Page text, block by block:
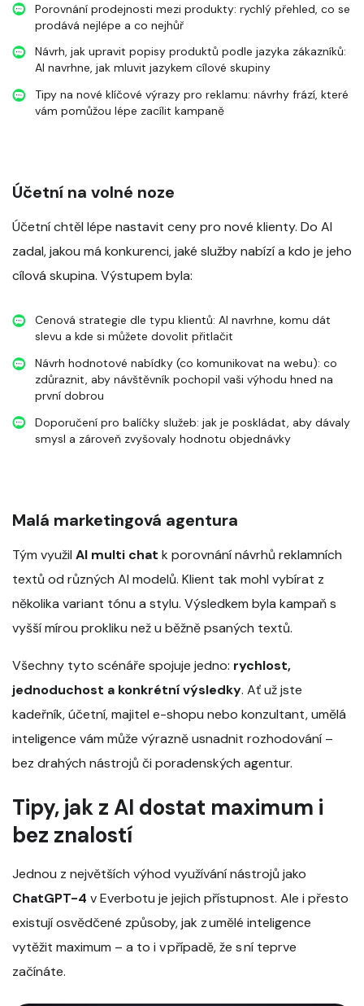
Porovnání prodejnosti mezi produkty: rychlý přehled, co se
prodává nejlépe a co nejhůř
Návrh, jak upravit popisy produktů podle jazyka zákazníků:
AI navrhne, jak mluvit jazykem cílové skupiny
Tipy na nové klíčové výrazy pro reklamu: návrhy frází, které
vám pomůžou lépe zacílit kampaně
Účetní na volné noze
Účetní chtěl lépe nastavit ceny pro nové klienty. Do AI
zadal, jakou má konkurenci, jaké služby nabízí a kdo je jeho
cílová skupina. Výstupem byla:
Cenová strategie dle typu klientů: AI navrhne, komu dát
slevu a kde si můžete dovolit přitlačit
Návrh hodnotové nabídky (co komunikovat na webu): co
zdůraznit, aby návštěvník pochopil vaši výhodu hned na
první dobrou
Doporučení pro balíčky služeb: jak je poskládat, aby dávaly
smysl a zároveň zvyšovaly hodnotu objednávky
Malá marketingová agentura
Tým využil AI multi chat k porovnání návrhů reklamních
textů od různých AI modelů. Klient tak mohl vybírat z
několika variant tónu a stylu. Výsledkem byla kampaň s
vyšší mírou prokliku než u běžně psaných textů.
Všechny tyto scénáře spojuje jedno: rychlost,
jednoduchost a konkrétní výsledky. Ať už jste
kadeřník, účetní, majitel e-shopu nebo konzultant, umělá
inteligence vám může výrazně usnadnit rozhodování –
bez drahých nástrojů či poradenských agentur.
Tipy, jak z AI dostat maximum i
bez znalostí
Jednou z největších výhod využívání nástrojů jako
ChatGPT-4 v Everbotu je jejich přístupnost. Ale i přesto
existují osvědčené způsoby, jak z umělé inteligence
vytěžit maximum – a to i v případě, že s ní teprve
začínáte.